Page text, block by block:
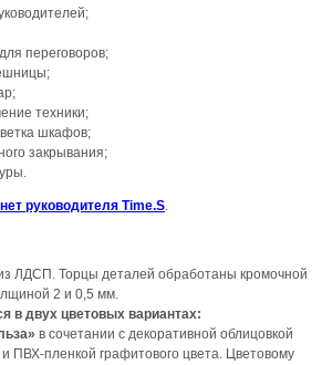
переговоров;
техники;
шкафов;
закрывания;
руководителя Time.S.
ЛДСП. Торцы деталей обработаны кромочной
2 и 0,5 мм.
в двух цветовых вариантах:
в сочетании с декоративной облицовкой
ПВХ-пленкой графитового цвета. Цветовому